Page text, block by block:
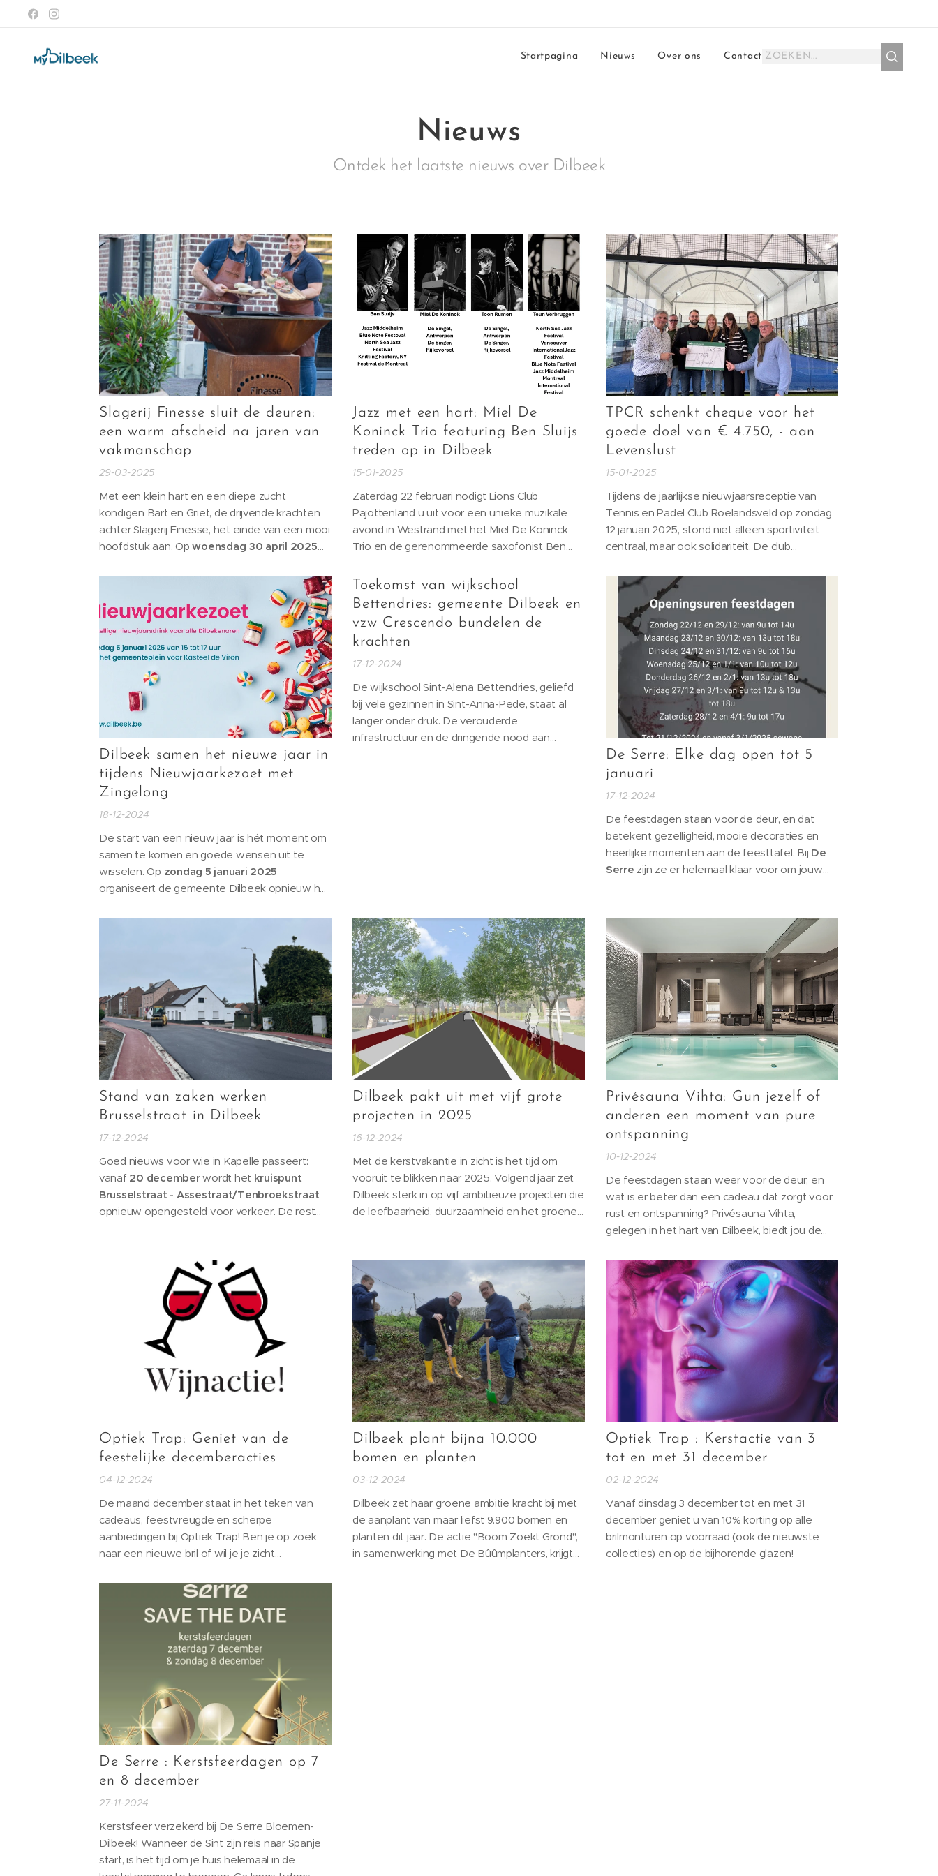
Startpagina Nieuws Over ons Contact
Nieuws
Ontdek het laatste nieuws over Dilbeek
Slagerij Finesse sluit de deuren:
een warm afscheid na jaren van
vakmanschap
29-03-2025
Met een klein hart en een diepe zucht
kondigen Bart en Griet, de drijvende krachten
achter Slagerij Finesse, het einde van een mooi
hoofdstuk aan. Opwoensdag 30 april 2025
culinaire specialiteiten definitief sluiten.
Jazz met een hart: Miel De
Koninck Trio featuring Ben Sluijs
treden op in Dilbeek
15-01-2025
Zaterdag 22 februari nodigt Lions Club
Pajottenland u uit voor een unieke muzikale
avond in Westrand met het Miel De Koninck
Trio en de gerenommeerde saxofonist Ben
verschillende sociale projecten en belooft een
onvergetelijke ervaring te worden voor elke
jazzliefhebber.
TPCR schenkt cheque voor het
goede doel van € 4.750, - aan
Levenslust
15-01-2025
Tijdens de jaarlijkse nieuwjaarsreceptie van
Tennis en Padel Club Roelandsveld op zondag
12 januari 2025, stond niet alleen sportiviteit
centraal, maar ook solidariteit. De club
aan Stichting Levenslust, een organisatie die
zich inzet voor het welzijn van kwetsbare
jongeren.
Dilbeek samen het nieuwe jaar in
tijdens Nieuwjaarkezoet met
Zingelong
18-12-2024
De start van een nieuw jaar is hét moment om
samen te komen en goede wensen uit te
wisselen. Op zondag 5 januari 2025
organiseert de gemeente Dilbeek opnieuw het
niet mag missen!
Toekomst van wijkschool
Bettendries: gemeente Dilbeek en
vzw Crescendo bundelen de
krachten
17-12-2024
De wijkschool Sint-Alena Bettendries, geliefd
bij vele gezinnen in Sint-Anna-Pede, staat al
langer onder druk. De verouderde
infrastructuur en de dringende nood aan
De Serre: Elke dag open tot 5
januari
17-12-2024
De feestdagen staan voor de deur, en dat
betekent gezelligheid, mooie decoraties en
heerlijke momenten aan de feesttafel. Bij De
Serre zijn ze er helemaal klaar voor om jouw
Vanaf vandaag is De Serreélke dag open tot
5 januari
! Zo kan je op elk moment terecht
voor...
Stand van zaken werken
Brusselstraat in Dilbeek
17-12-2024
Goed nieuws voor wie in Kapelle passeert:
vanaf 20 decemberwordt het kruispunt
Brusselstraat - Assestraat/Tenbroekstraat
opnieuw opengesteld voor verkeer. De rest
winterweer. De definitieve afwerking met de
toplaag asfalt staat gepland voor
februari/begin...
Dilbeek pakt uit met vijf grote
projecten in 2025
16-12-2024
Met de kerstvakantie in zicht is het tijd om
vooruit te blikken naar 2025. Volgend jaar zet
Dilbeek sterk in op vijf ambitieuze projecten die
de leefbaarheid, duurzaamheid en het groene
speelbossen: deze initiatieven maken van
Dilbeek een plek waar iedereen graag...
Privésauna Vihta: Gun jezelf of
anderen een moment van pure
ontspanning
10-12-2024
De feestdagen staan weer voor de deur, en
wat is er beter dan een cadeau dat zorgt voor
rust en ontspanning? Privésauna Vihta,
gelegen in het hart van Dilbeek, biedt jou de
wellnessmoment te geven.
Optiek Trap: Geniet van de
feestelijke decemberacties
04-12-2024
De maand december staat in het teken van
cadeaus, feestvreugde en scherpe
aanbiedingen bij Optiek Trap! Ben je op zoek
naar een nieuwe bril of wil je je zicht
om langs te komen. Ontdek onze exclusieve
Dilbeek plant bijna 10.000
bomen en planten
03-12-2024
Dilbeek zet haar groene ambitie kracht bij met
de aanplant van maar liefst 9.900 bomen en
planten dit jaar. De actie "Boom Zoekt Grond",
in samenwerking met De Bûûmplanters, krijgt
Optiek Trap : Kerstactie van 3
tot en met 31 december
02-12-2024
Vanaf dinsdag 3 december tot en met 31
december geniet u van 10% korting op alle
brilmonturen op voorraad (ook de nieuwste
collecties) en op de bijhorende glazen!
De Serre : Kerstsfeerdagen op 7
en 8 december
27-11-2024
Kerstsfeer verzekerd bij De Serre Bloemen-
Dilbeek! Wanneer de Sint zijn reis naar Spanje
start, is het tijd om je huis helemaal in de